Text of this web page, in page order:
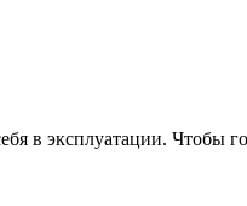
в эксплуатации. Чтобы